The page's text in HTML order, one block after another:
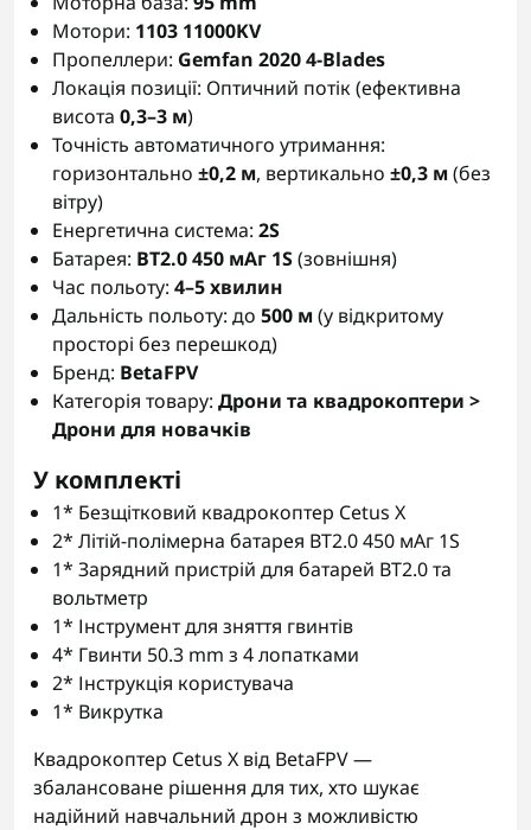
Мотори: 1103 11000KV
Пропеллери: Gemfan 2020 4-Blades
Локація позиції: Оптичний потік (ефективна
висота 0,3–3 м)
Точність автоматичного утримання:
горизонтально ±0,2 м, вертикально ±0,3 м(без
вітру)
Енергетична система: 2S
Батарея: BT2.0 450 мАг 1S(зовнішня)
Час польоту: 4–5 хвилин
Дальність польоту: до 500 м(у відкритому
просторі без перешкод)
Бренд: BetaFPV
Категорія товару: Дрони та квадрокоптери >
Дрони для новачків
У комплекті
1* Безщітковий квадрокоптер Cetus X
2* Літій-полімерна батарея BT2.0 450 мАг 1S
1* Зарядний пристрій для батарей BT2.0 та
вольтметр
1* Інструмент для зняття гвинтів
4* Гвинти 50.3 mm з 4 лопатками
2* Інструкція користувача
1* Викрутка
Квадрокоптер Cetus X від BetaFPV —
збалансоване рішення для тих, хто шукає
надійний навчальний дрон з можливістю